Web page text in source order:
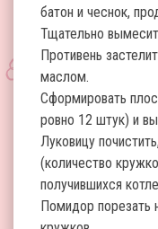
батон и чеснок,
Тщательно
Противень
маслом.
Сформировать
ровно 12 штук) и
Луковицу
(количество
получившихся
Помидор порезать